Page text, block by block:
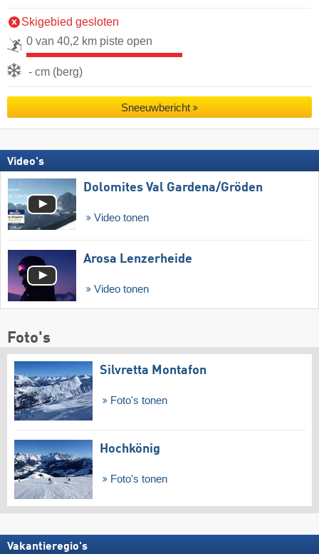
Skigebied gesloten
0 van 40,2 km piste open
- cm (berg)
Sneeuwbericht
Video's
Dolomites Val Gardena/​Gröden
Video tonen
Arosa Lenzerheide
Video tonen
Foto's
Silvretta Montafon
Foto's tonen
Hochkönig
Foto's tonen
Vakantieregio's